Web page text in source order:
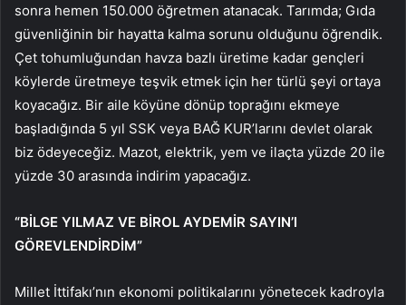
sonra hemen 150.000 öğretmen atanacak. Tarımda; Gıda
güvenliğinin bir hayatta kalma sorunu olduğunu öğrendik.
Çet tohumluğundan havza bazlı üretime kadar gençleri
köylerde üretmeye teşvik etmek için her türlü şeyi ortaya
koyacağız. Bir aile köyüne dönüp toprağını ekmeye
başladığında 5 yıl SSK veya BAĞ KUR’larını devlet olarak
biz ödeyeceğiz. Mazot, elektrik, yem ve ilaçta yüzde 20 ile
yüzde 30 arasında indirim yapacağız.
“BİLGE YILMAZ VE BİROL AYDEMİR SAYIN’I
GÖREVLENDİRDİM”
Millet İttifakı’nın ekonomi politikalarını yönetecek kadroyla